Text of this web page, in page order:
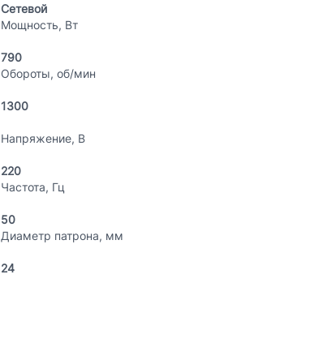
Сетевой
Мощность, Вт
790
Обороты, об/мин
1300
Напряжение, В
220
Частота, Гц
50
Диаметр патрона, мм
24